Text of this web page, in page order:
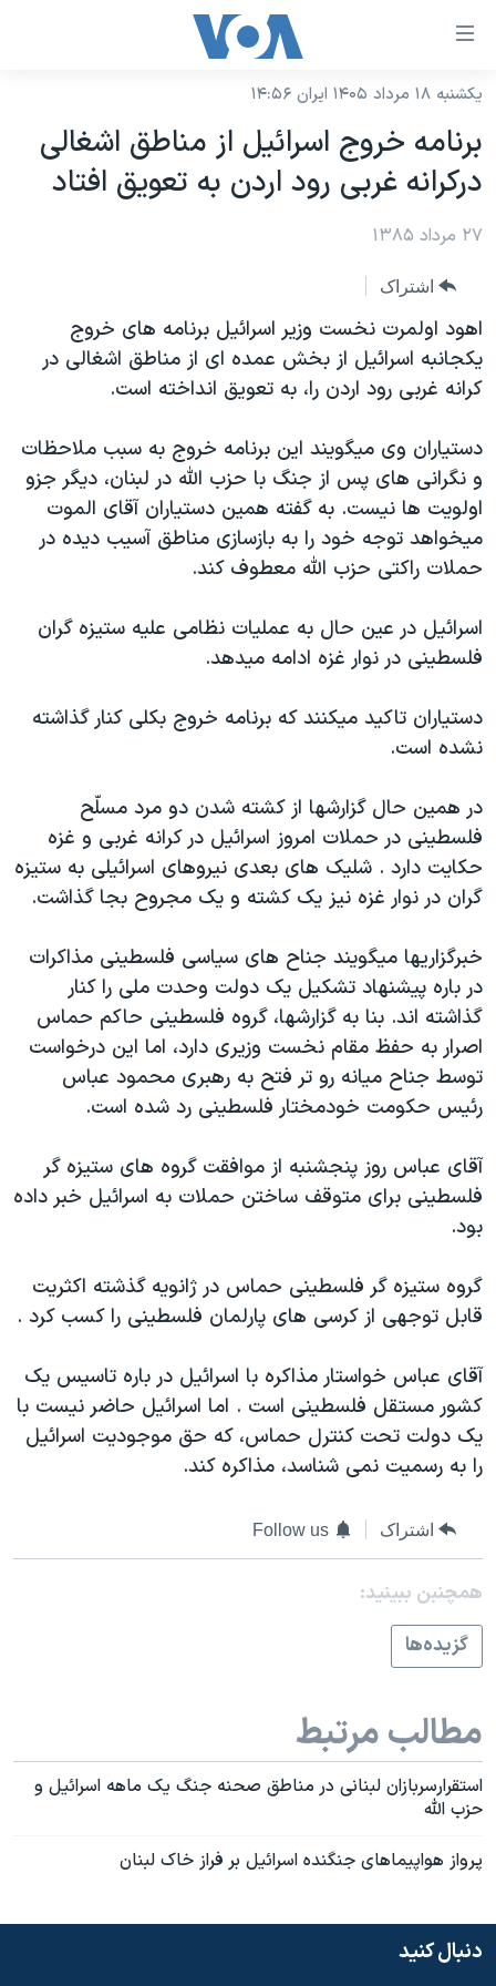
لینکهای
دسترسی
جهش
محتوای
اصلی
صفحه
اصلی
جهش
جستجو
نسخه سبک وب‌سایت
موضوع ها
ایران
آمریکا
جهان
ورزشی
گزیده‌ها
ویژه برنامه‌ها
ویدیوها
فرهنگ و زندگی
حقوق شهروندی
علم و فناوری
گالری عکس
آرشیو پخش زنده
برنامه های تلویزیونی
جدول برنامه ها
صفحه‌های ویژه
جام جهانی ۲۰۲۶
عملیات خشم حماسی
۲۵۰سالگی آمریکا
بایگانی برنامه‌های تلویزیونی
مستندها
انتخابات ریاست جمهوری آمریکا ۲۰۲۴
رمز مهسا
اعتراضات زن، زندگی، آزادی
مجموعه مستندهای دادخواهی
تریبونال مردمی آبان ۹۸
دادگاه حمید نوری
چهل سال گروگان‌گیری
اعتراضات مردمی آبان ۹۸
اسرائیل در جنگ
نرگس محمدی برنده جایزه نوبل صلح
همایش محافظه‌کاران آمریکا «سی‌پک»
صفحه‌های ویژه
سفر پرزیدنت ترامپ به چین
فرکانس‌های صدای آمریکا
پخش رادیویی
یادگیری زبان انگلیسی
دنبال کنید
زبانهای مختلف
یکشنبه ۱۸ مرداد ۱۴۰۵ ایران ۱۴:۵۶
برنامه خروج اسرائيل از مناطق اشغالی
درکرانه غربی رود اردن به تعويق افتاد
۲۷ مرداد ۱۳۸۵
اشتراک
اهود اولمرت نخست وزير اسرائيل برنامه های خروج
يکجانبه اسرائيل از بخش عمده ای از مناطق اشغالی در
کرانه غربی رود اردن را، به تعويق انداخته است.
دستياران وی ميگويند اين برنامه خروج به سبب ملاحظات
و نگرانی های پس از جنگ با حزب الله در لبنان، ديگر جزو
اولويت ها نيست. به گفته همين دستياران آقای الموت
ميخواهد توجه خود را به بازسازی مناطق آسيب ديده در
حملات راکتی حزب الله معطوف کند.
اسرائيل در عين حال به عمليات نظامی عليه ستيزه گران
فلسطينی در نوار غزه ادامه ميدهد.
دستياران تاکيد ميکنند که برنامه خروج بکلی کنار گذاشته
نشده است.
در همين حال گزارشها از کشته شدن دو مرد مسلّح
فلسطينی در حملات امروز اسرائيل در کرانه غربی و غزه
حکايت دارد . شليک های بعدی نيروهای اسرائيلی به ستيزه
گران در نوار غزه نيز يک کشته و يک مجروح بجا گذاشت.
خبرگزاريها ميگويند جناح های سياسی فلسطينی مذاکرات
در باره پيشنهاد تشکيل يک دولت وحدت ملی را کنار
گذاشته اند. بنا به گزارشها، گروه فلسطينی حاکم حماس
اصرار به حفظ مقام نخست وزيری دارد، اما اين درخواست
توسط جناح ميانه رو تر فتح به رهبری محمود عباس
رئيس حکومت خودمختار فلسطينی رد شده است.
آقای عباس روز پنجشنبه از موافقت گروه های ستيزه گر
فلسطينی برای متوقف ساختن حملات به اسرائيل خبر داده
بود.
گروه ستيزه گر فلسطينی حماس در ژانويه گذشته اکثريت
قابل توجهی از کرسی های پارلمان فلسطينی را کسب کرد .
آقای عباس خواستار مذاکره با اسرائيل در باره تاسيس يک
کشور مستقل فلسطينی است . اما اسرائيل حاضر نيست با
يک دولت تحت کنترل حماس، که حق موجوديت اسرائيل
را به رسميت نمی شناسد، مذاکره کند.
اشتراک Follow us
همچنبن ببینید:
گزيده‌ها
مطالب مرتبط
استقرارسربازان لبنانی در مناطق صحنه جنگ يک ماهه اسرائيل و
حزب الله
پرواز هواپيماهای جنگنده اسرائيل بر فراز خاک لبنان
دنبال کنید